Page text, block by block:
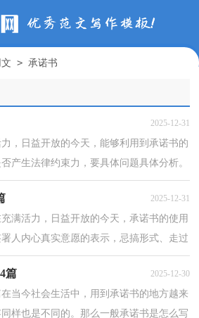
> 承诺书
2025-12-31
，日益开放的今天，能够利用到承诺书的
产生法律约束力，要具体问题具体分析。
以下是小编为大家整理的酒店...
2025-12-31
满活力，日益开放的今天，承诺书的使用
人内心真实意愿的表示，忌搞形式、走过
在写承诺书时更加简单方便，下...
篇 2025-12-30
当今社会生活中，用到承诺书的地方越来
样也是不同的。那么一般承诺书是怎么写